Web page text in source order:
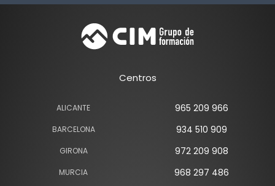
Centros
ALICANTE 965 209 966
BARCELONA 934 510 909
GIRONA 972 209 908
MURCIA 968 297 486